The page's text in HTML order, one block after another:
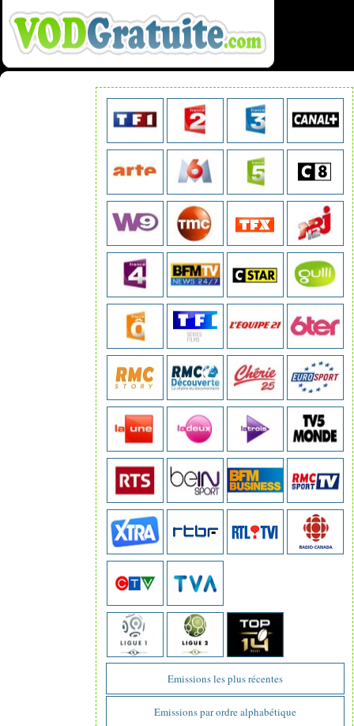
Emissions les plus récentes
Emissions par ordre alphabétique